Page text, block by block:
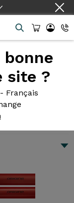
site ?
Français
M3 +